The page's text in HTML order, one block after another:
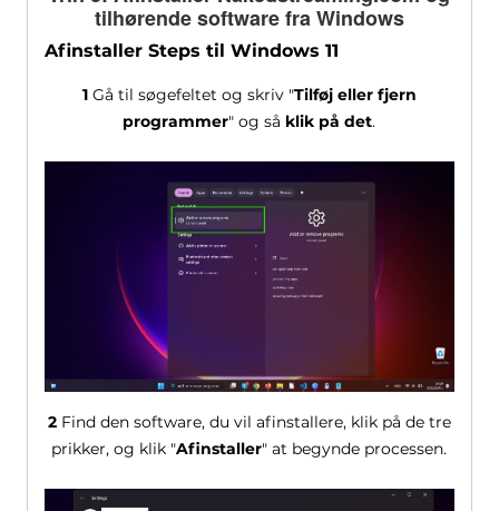
tilhørende software fra Windows
Afinstaller Steps til Windows 11
1Gå til søgefeltet og skriv "Tilføj eller fjern
programmer" og så klik på det.
2Find den software, du vil afinstallere, klik på de tre
prikker, og klik "Afinstaller" at begynde processen.